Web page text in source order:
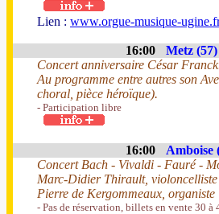
Lien : www.orgue-musique-
16:00 Metz
Concert anniversaire César
Au programme entre autres son
choral, pièce héroïque).
- Participation libre
16:00 Amboise
Concert Bach - Vivaldi - Fauré -
Marc-Didier Thirault, violoncelliste
Pierre de Kergommeaux, organiste
- Pas de réservation, billets en vente 30